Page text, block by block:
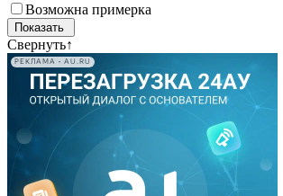
Возможна примерка
Свернуть↑
РЕКЛАМА • AU.RU